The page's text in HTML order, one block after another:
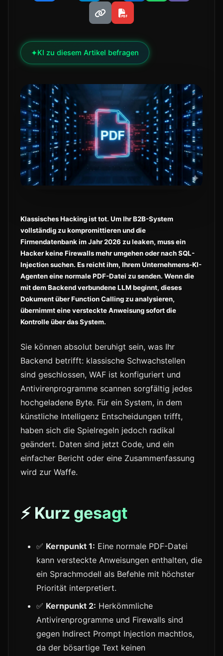
✦KI zu diesem Artikel befragen
Klassisches Hacking ist tot. Um Ihr B2B-System
vollständig zu kompromittieren und die
Firmendatenbank im Jahr 2026 zu leaken, muss ein
Hacker keine Firewalls mehr umgehen oder nach SQL-
Injection suchen. Es reicht ihm, Ihrem Unternehmens-KI-
Agenten eine normale PDF-Datei zu senden. Wenn die
mit dem Backend verbundene LLM beginnt, dieses
Dokument über Function Calling zu analysieren,
übernimmt eine versteckte Anweisung sofort die
Kontrolle über das System.
Sie können absolut beruhigt sein, was Ihr
Backend betrifft: klassische Schwachstellen
sind geschlossen, WAF ist konfiguriert und
Antivirenprogramme scannen sorgfältig jedes
hochgeladene Byte. Für ein System, in dem
künstliche Intelligenz Entscheidungen trifft,
haben sich die Spielregeln jedoch radikal
geändert. Daten sind jetzt Code, und ein
einfacher Bericht oder eine Zusammenfassung
wird zur Waffe.
⚡ Kurz gesagt
✅ Kernpunkt 1: Eine normale PDF-Datei
kann versteckte Anweisungen enthalten, die
ein Sprachmodell als Befehle mit höchster
Priorität interpretiert.
✅ Kernpunkt 2: Herkömmliche
Antivirenprogramme und Firewalls sind
gegen Indirect Prompt Injection machtlos,
da der bösartige Text keinen